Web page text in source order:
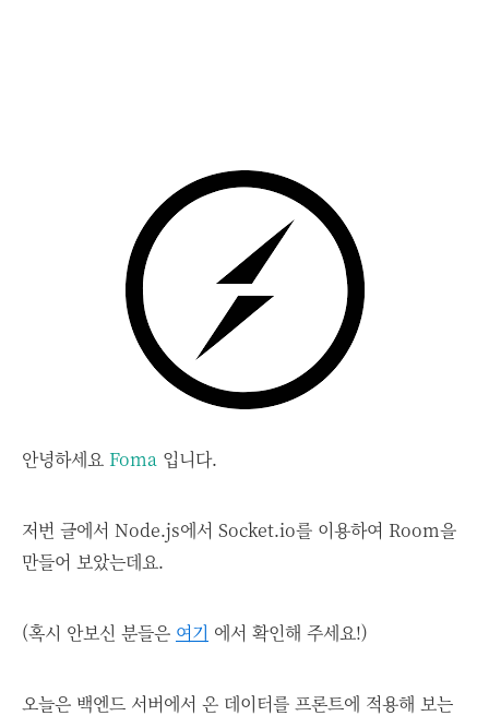
안녕하세요 Foma 입니다.
저번 글에서 Node.js에서 Socket.io를 이용하여 Room을
만들어 보았는데요.
(혹시 안보신 분들은 여기 에서 확인해 주세요!)
오늘은 백엔드 서버에서 온 데이터를 프론트에 적용해 보는